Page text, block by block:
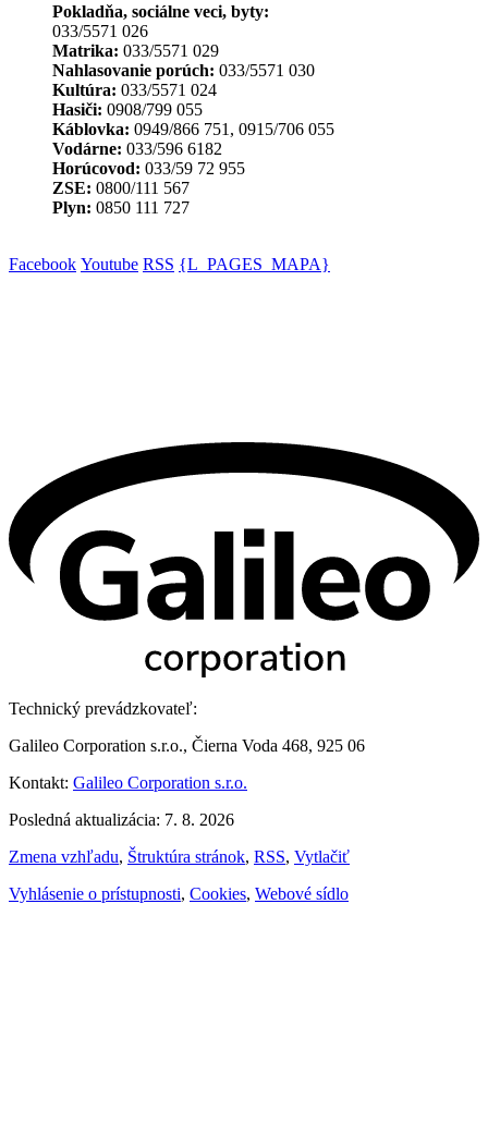
Pokladňa, sociálne veci, byty:
033/5571 026
Matrika: 033/5571 029
Nahlasovanie porúch: 033/5571 030
Kultúra: 033/5571 024
Hasiči: 0908/799 055
Káblovka: 0949/866 751, 0915/706 055
Vodárne: 033/596 6182
Horúcovod: 033/59 72 955
ZSE: 0800/111 567
Plyn: 0850 111 727
Facebook Youtube RSS {L_PAGES_MAPA}
Technický prevádzkovateľ:
Galileo Corporation s.r.o., Čierna Voda 468, 925 06
Kontakt: Galileo Corporation s.r.o.
Posledná aktualizácia: 7. 8. 2026
Zmena vzhľadu, Štruktúra stránok, RSS, Vytlačiť
Vyhlásenie o prístupnosti, Cookies, Webové sídlo